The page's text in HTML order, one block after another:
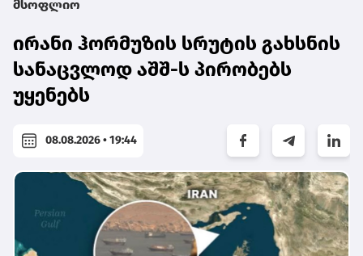
მსოფლიო
ირანი ჰორმუზის სრუტის გახსნის
სანაცვლოდ აშშ-ს პირობებს
უყენებს
08.08.2026 • 19:44